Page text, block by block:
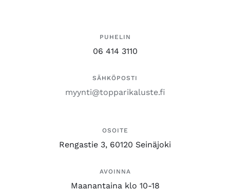
PUHELIN
06 414 3110
SÄHKÖPOSTI
myynti@topparikaluste.fi
OSOITE
Rengastie 3, 60120 Seinäjoki
AVOINNA
Maanantaina klo 10-18